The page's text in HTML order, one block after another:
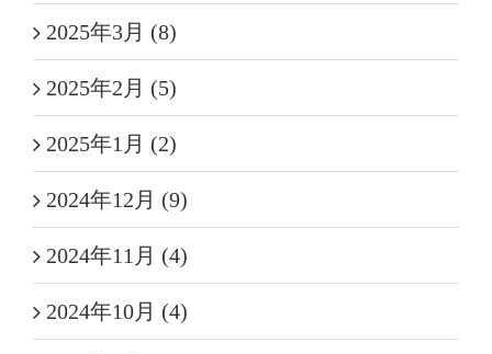
2025年3月 (8)
2025年2月 (5)
2025年1月 (2)
2024年12月 (9)
2024年11月 (4)
2024年10月 (4)